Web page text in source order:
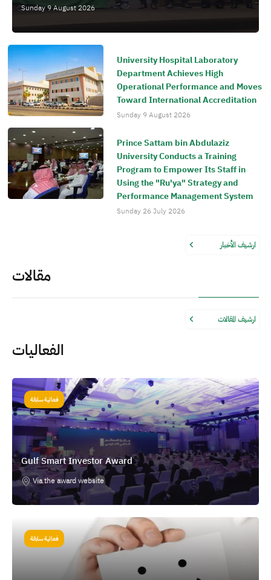
Sunday 9 August 2026
University Hospital Laboratory
Department Achieves High
Operational Performance and Moves
Toward International Accreditation
Sunday 9 August 2026
Prince Sattam bin Abdulaziz
University Conducts a Training
Program to Empower Its Staff in
Using the "Ru'ya" Strategy and
Performance Management System
Sunday 26 July 2026
ارشيف الأخبار
مقالات
ارشيف المقالات
الفعاليات
الصورة
فعالية سابقة
Gulf Smart Investor Award
Via the award website
الصورة
فعالية سابقة